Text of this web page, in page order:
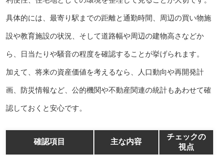
具体的には、最寄り駅までの距離と通勤時間、周辺の買い物施
設や教育施設の状況、そして道路幅や周辺の建物高さなどか
ら、日当たりや騒音の程度を確認することが挙げられます。
加えて、将来の資産価値を考えるなら、人口動向や再開発計
画、防災情報など、公的機関や不動産関連の統計もあわせて確
認しておくと安心です。
確認項目 主な内容
チェックの
視点